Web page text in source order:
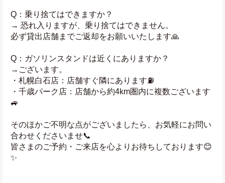
Q：乗り捨てはできますか？
→ 恐れ入りますが、乗り捨てはできません。
必ず貸出店舗までご返却をお願いいたします🙏
Q：ガソリンスタンドは近くにありますか？
→ございます。
・札幌白石店：店舗すぐ隣にあります⛽
・千歳パーク店：店舗から約4km圏内に複数ございます
🚙
そのほかご不明な点がございましたら、お気軽にお問い
合わせくださいませ📞
皆さまのご予約・ご来店を心よりお待ちしております😊
✨